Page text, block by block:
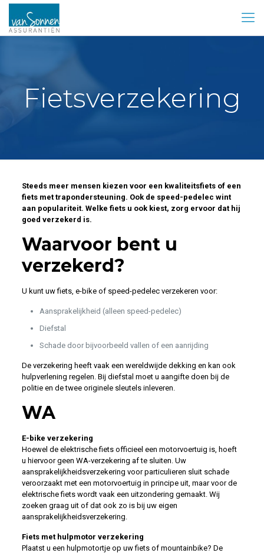
Fietsverzekering
Steeds meer mensen kiezen voor een kwaliteitsfiets of een
fiets met trapondersteuning. Ook de speed-pedelec wint
aan populariteit. Welke fiets u ook kiest, zorg ervoor dat hij
goed verzekerd is.
Waarvoor bent u
verzekerd?
U kunt uw fiets, e-bike of speed-pedelec verzekeren voor:
Aansprakelijkheid (alleen speed-pedelec)
Diefstal
Schade door bijvoorbeeld vallen of een aanrijding
De verzekering heeft vaak een wereldwijde dekking en kan ook
hulpverlening regelen. Bij diefstal moet u aangifte doen bij de
politie en de twee originele sleutels inleveren.
WA
E-bike verzekering
Hoewel de elektrische fiets officieel een motorvoertuig is, hoeft
u hiervoor geen WA-verzekering af te sluiten. Uw
aansprakelijkheidsverzekering voor particulieren sluit schade
veroorzaakt met een motorvoertuig in principe uit, maar voor de
elektrische fiets wordt vaak een uitzondering gemaakt. Wij
zoeken graag uit of dat ook zo is bij uw eigen
aansprakelijkheidsverzekering.
Fiets met hulpmotor verzekering
Plaatst u een hulpmotortje op uw fiets of mountainbike? De